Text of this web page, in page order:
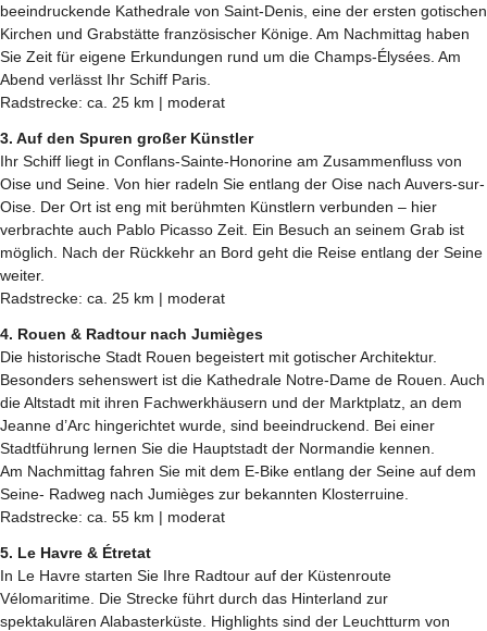
beeindruckende Kathedrale von Saint-Denis, eine der ersten gotischen
Kirchen und Grabstätte französischer Könige. Am Nachmittag haben
Sie Zeit für eigene Erkundungen rund um die Champs-Élysées. Am
Abend verlässt Ihr Schiff Paris.
Radstrecke: ca. 25 km | moderat
3. Auf den Spuren großer Künstler
Ihr Schiff liegt in Conflans-Sainte-Honorine am Zusammenfluss von
Oise und Seine. Von hier radeln Sie entlang der Oise nach Auvers-sur-
Oise. Der Ort ist eng mit berühmten Künstlern verbunden – hier
verbrachte auch Pablo Picasso Zeit. Ein Besuch an seinem Grab ist
möglich. Nach der Rückkehr an Bord geht die Reise entlang der Seine
weiter.
Radstrecke: ca. 25 km | moderat
4. Rouen & Radtour nach Jumièges
Die historische Stadt Rouen begeistert mit gotischer Architektur.
Besonders sehenswert ist die Kathedrale Notre-Dame de Rouen. Auch
die Altstadt mit ihren Fachwerkhäusern und der Marktplatz, an dem
Jeanne d’Arc hingerichtet wurde, sind beeindruckend. Bei einer
Stadtführung lernen Sie die Hauptstadt der Normandie kennen.
Am Nachmittag fahren Sie mit dem E-Bike entlang der Seine auf dem
Seine- Radweg nach Jumièges zur bekannten Klosterruine.
Radstrecke: ca. 55 km | moderat
5. Le Havre & Étretat
In Le Havre starten Sie Ihre Radtour auf der Küstenroute
Vélomaritime. Die Strecke führt durch das Hinterland zur
spektakulären Alabasterküste. Highlights sind der Leuchtturm von